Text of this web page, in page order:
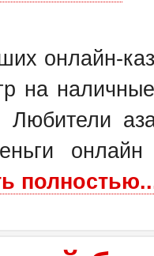
онлайн-
на
Любители